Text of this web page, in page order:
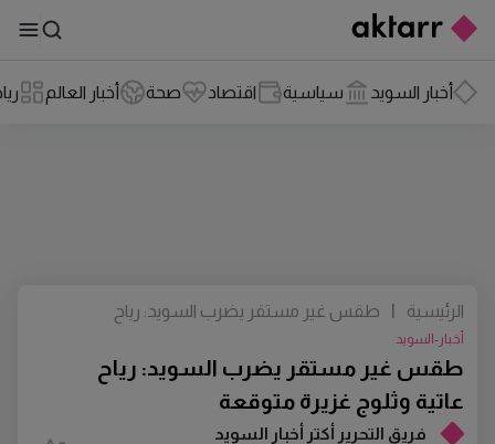
أخبار السويد سياسية اقتصاد صحة أخبار العالم
فريق التحرير أكتر أخبار السويد
طقس غير مستقر يضرب السويد: رياح
عاتية وثلوج غزيرة متوقعة
أخبار-السويد
الرئيسية
طقس غير مستقر يضرب السويد: رياح